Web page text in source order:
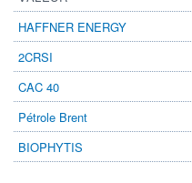
HAFFNER ENERGY
2CRSI
CAC 40
Pétrole Brent
BIOPHYTIS